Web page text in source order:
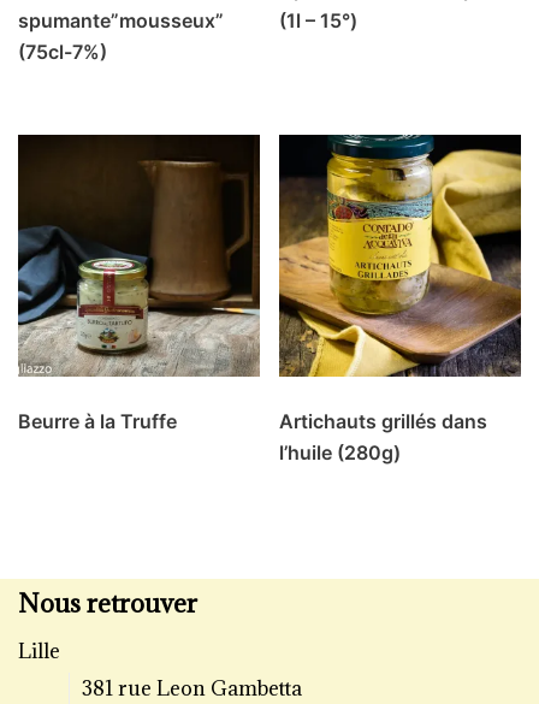
spumante”mousseux”
(75cl-7%)
(1l – 15°)
Beurre à la Truffe
Artichauts grillés dans
l’huile (280g)
Nous retrouver
Lille
381 rue Leon Gambetta